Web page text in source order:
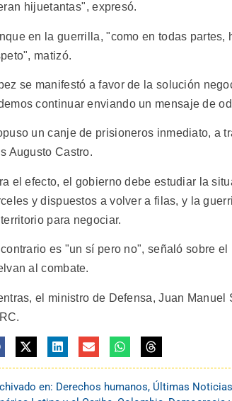
hijuetantas", expresó.
en la guerrilla, "como en todas partes,
matizó.
se manifestó a favor de la solución
continuar enviando un mensaje de
un canje de prisioneros inmediato, a
Augusto Castro.
el efecto, el gobierno debe estudiar la
y dispuestos a volver a filas, y la
para negociar.
contrario es "un sí pero no", señaló sobre
al combate.
el ministro de Defensa, Juan
en: Derechos humanos, Últimas Noticias